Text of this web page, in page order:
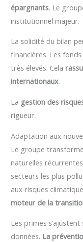
épargnants. Le
institutionnel majeur.
La solidité du bilan
financières. Les
très élevés. Cela
internationaux.
La gestion des
rigueur.
Adaptation aux
Le groupe
naturelles
secteurs les plus
aux risques
moteur de la
Les primes
données. La